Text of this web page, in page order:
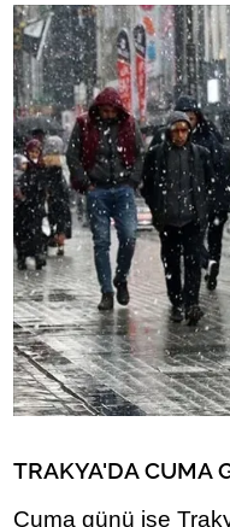
TRAKYA'DA CUMA
Cuma günü ise